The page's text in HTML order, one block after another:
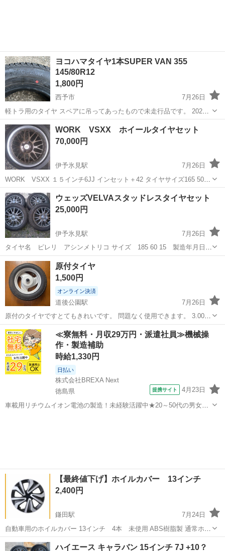
ヨコハマタイヤ1本SUPER VAN 355
145/80R12
1,800円
西予市
7月26日
軽トラ用のタイヤ スペアに吊ってあったもので未走行品です。 2026
年製07週と吊ってあった分よごれがついてますが問題ありません！ 商
用車向けに設計されたYOKOHAMA製スチールベルト・ラジアルタイ
ヤです。 - メ...
愛媛 西予市
WORK VSXX ホイールタイヤセット
70,000円
伊予氷見駅
7月26日
WORK VSXX １５インチ6JJ インセット＋42 タイヤサイズ165 50
15 ダンロップ ルマン5 使用による塗装浮きやガリ傷等はありますが
割れや歪みはありません。 タイヤは2022年製造ですがヒビ割れもあり
ますの...
愛媛 西条市 伊予氷見駅 タイヤ、ホイール VSXX
ウェッズVELVAスタッドレスタイヤセット
25,000円
伊予氷見駅
7月26日
タイヤ名 ピレリ アシンメトリコ サイズ 185 60 15 製造年月日
2018年 ９部山 ホイール名 ウェッズ VELVA サイズ １５インチ
5.5Jインセット＋45PCD100 ホイール自体にほとんど傷等はなく美
品 割...
愛媛 西条市 伊予氷見駅
原付タイヤ
1,500円
オンライン決済
道後公園駅
7月26日
原付のタイヤですとてもきれいです。 問題なく使用できます。 3.00-
10 42J SR412
愛媛 松山市 道後公園駅 タイヤ、ホイール
≪寮無料・月収29万円・派遣社員≫機械操
作・製造補助
時給1,330円
日払い
株式会社BREXA Next
徳島県
提携サイト 4月23日
車載用リチウムイオン電池の製造！未経験活躍中★20～50代の男女活
【最終値下げ】ホイルカバー 13インチ
2,400円
鎌田駅
7月24日
自動車用のホイルカバー 13インチ 4本 未使用 ABS樹脂製 通常ホイ
ルカバーが付いている鉄チンホイルなら取り付け可能だと思いま
す。
愛媛 松山市 鎌田駅 タイヤ、ホイール
ハイエース キャラバン 15インチ 7J +10？